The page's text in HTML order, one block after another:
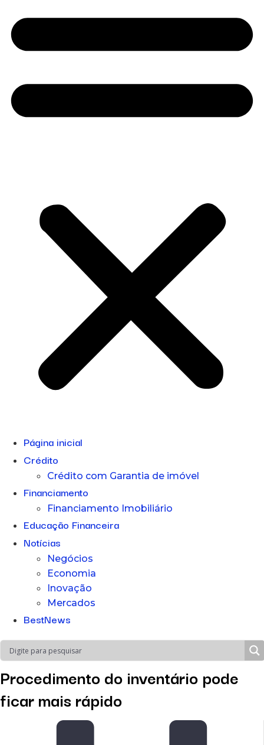
Página inicial
Crédito
Crédito com Garantia de imóvel
Financiamento
Financiamento Imobiliário
Educação Financeira
Notícias
Negócios
Economia
Inovação
Mercados
BestNews
Procedimento do inventário pode
ficar mais rápido